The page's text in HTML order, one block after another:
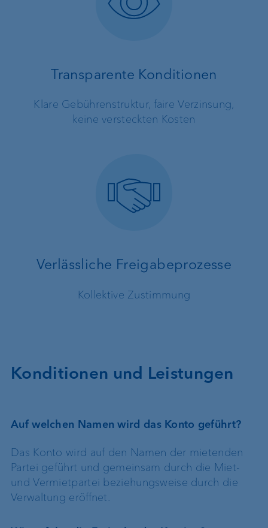
Transparente Konditionen
Klare Gebührenstruktur, faire Verzinsung,
keine versteckten Kosten
Verlässliche Freigabeprozesse
Kollektive Zustimmung
Konditionen und Leistungen
Auf welchen Namen wird das Konto geführt?
Das Konto wird auf den Namen der mietenden
Partei geführt und gemeinsam durch die Miet-
und Vermietpartei beziehungsweise durch die
Verwaltung eröffnet.